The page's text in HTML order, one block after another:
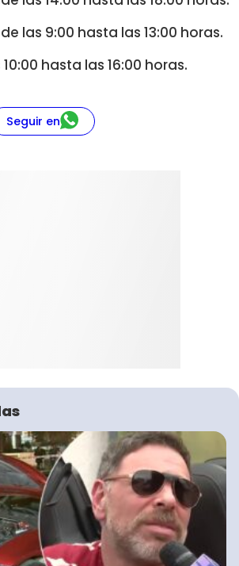
las 9:00 hasta las 13:00 horas.
hasta las 16:00 horas.
Seguir en